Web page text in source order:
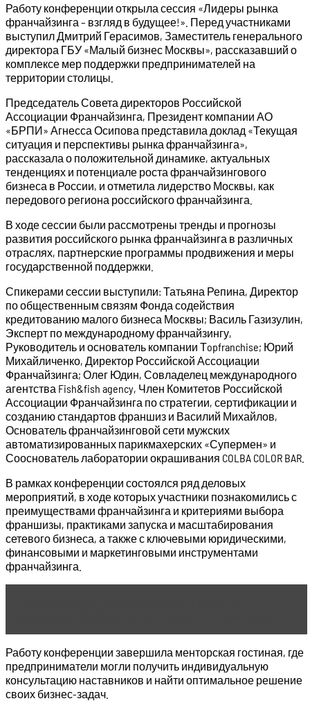
Работу конференции открыла сессия «Лидеры рынка
франчайзинга – взгляд в будущее!». Перед участниками
выступил Дмитрий Герасимов, Заместитель генерального
директора ГБУ «Малый бизнес Москвы», рассказавший о
комплексе мер поддержки предпринимателей на
территории столицы.
Председатель Совета директоров Российской
Ассоциации Франчайзинга, Президент компании АО
«БРПИ» Агнесса Осипова представила доклад «Текущая
ситуация и перспективы рынка франчайзинга»,
рассказала о положительной динамике, актуальных
тенденциях и потенциале роста франчайзингового
бизнеса в России, и отметила лидерство Москвы, как
передового региона российского франчайзинга.
В ходе сессии были рассмотрены тренды и прогнозы
развития российского рынка франчайзинга в различных
отраслях, партнерские программы продвижения и меры
государственной поддержки.
Спикерами сессии выступили: Татьяна Репина, Директор
по общественным связям Фонда содействия
кредитованию малого бизнеса Москвы; Василь Газизулин,
Эксперт по международному франчайзингу,
Руководитель и основатель компании Тopfranchise; Юрий
Михайличенко, Директор Российской Ассоциации
Франчайзинга; Олег Юдин, Совладелец международного
агентства Fish&fish agency, Член Комитетов Российской
Ассоциации Франчайзинга по стратегии, сертификации и
созданию стандартов франшиз и Василий Михайлов,
Основатель франчайзинговой сети мужских
автоматизированных парикмахерских «Супермен» и
Сооснователь лаборатории окрашивания COLBA COLOR BAR.
В рамках конференции состоялся ряд деловых
мероприятий, в ходе которых участники познакомились с
преимуществами франчайзинга и критериями выбора
франшизы, практиками запуска и масштабирования
сетевого бизнеса, а также с ключевыми юридическими,
финансовыми и маркетинговыми инструментами
франчайзинга.
Работу конференции завершила менторская гостиная, где
предприниматели могли получить индивидуальную
консультацию наставников и найти оптимальное решение
своих бизнес-задач.